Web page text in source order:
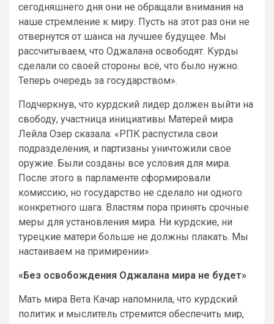
сегодняшнего дня они не обращали внимания на
наше стремление к миру. Пусть на этот раз они не
отвернутся от шанса на лучшее будущее. Мы
рассчитываем, что Оджалана освободят. Курды
сделали со своей стороны всё, что было нужно.
Теперь очередь за государством».
Подчеркнув, что курдский лидер должен выйти на
свободу, участница инициативы Матерей мира
Лейла Озер сказала: «РПК распустила свои
подразделения, и партизаны уничтожили свое
оружие. Были созданы все условия для мира.
После этого в парламенте сформировали
комиссию, но государство не сделало ни одного
конкретного шага. Властям пора принять срочные
меры для установления мира. Ни курдские, ни
турецкие матери больше не должны плакать. Мы
настаиваем на примирении».
«Без освобождения Оджалана мира не будет»
Мать мира Вета Качар напомнила, что курдский
политик и мыслитель стремится обеспечить мир,